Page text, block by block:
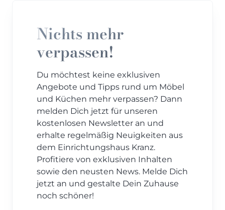
Nichts mehr
verpassen!
Du möchtest keine exklusiven
Angebote und Tipps rund um Möbel
und Küchen mehr verpassen? Dann
melden Dich jetzt für unseren
kostenlosen Newsletter an und
erhalte regelmäßig Neuigkeiten aus
dem Einrichtungshaus Kranz.
Profitiere von exklusiven Inhalten
sowie den neusten News. Melde Dich
jetzt an und gestalte Dein Zuhause
noch schöner!